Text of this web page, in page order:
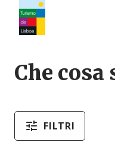
Che cosa
FILTRI